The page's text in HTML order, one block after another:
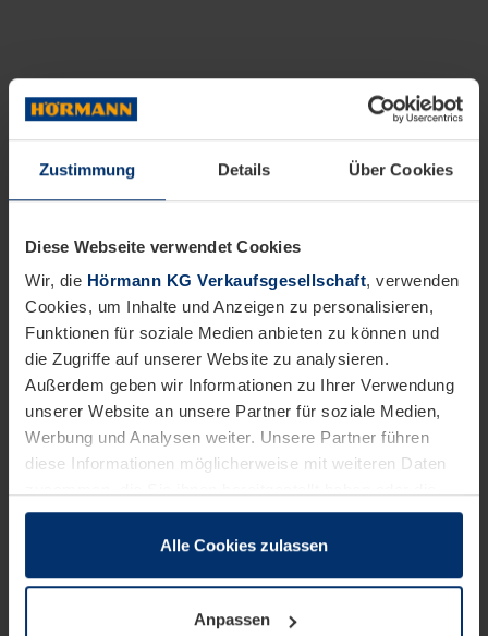
Zustimmung Details Über Cookies
Diese Webseite verwendet Cookies
Wir, die Hörmann KG Verkaufsgesellschaft, verwenden
Cookies, um Inhalte und Anzeigen zu personalisieren,
Funktionen für soziale Medien anbieten zu können und
die Zugriffe auf unserer Website zu analysieren.
Außerdem geben wir Informationen zu Ihrer Verwendung
unserer Website an unsere Partner für soziale Medien,
Werbung und Analysen weiter. Unsere Partner führen
diese Informationen möglicherweise mit weiteren Daten
sie im Rahmen Ihrer Nutzung der Dienste gesammelt
wenn diese für den Betrieb dieser Seite unbedingt
notwendig sind. Für alle anderen Cookie-Typen benötigen
Alle Cookies zulassen
Anpassen